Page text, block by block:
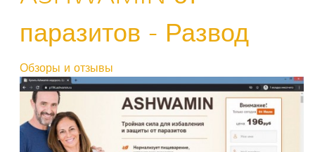
паразитов - Развод
Обзоры и отзывы